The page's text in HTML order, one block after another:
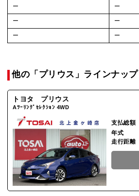
ー ー
ー ー
ー ー
他の「プリウス」ラインナップ
トヨタ プリウス
Aﾂｰﾘﾝｸﾞｾﾚｸｼｮﾝ 4WD
支払総額
年式
走行距離